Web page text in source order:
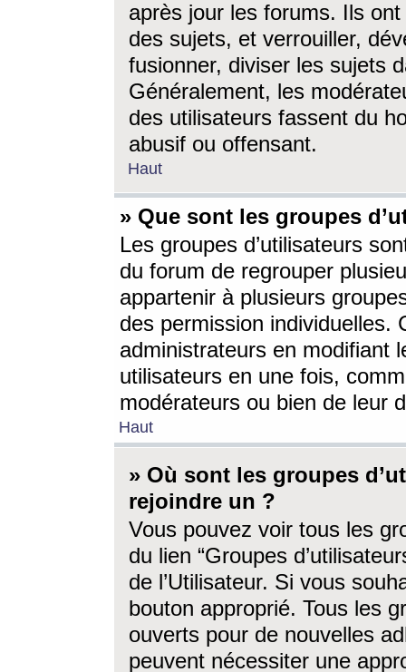
après jour les forums. Ils ont
des sujets, et verrouiller,
fusionner, diviser les sujets
Généralement, les
des utilisateurs fassent du
abusif ou offensant.
Haut
» Que sont les groupes
Les groupes d’utilisateurs
du forum de regrouper
appartenir à plusieurs
des permission individuelles.
administrateurs en modifiant
utilisateurs en une fois,
modérateurs ou bien de leur
Haut
» Où sont les groupes
rejoindre un ?
Vous pouvez voir tous les
du lien “Groupes
de l’Utilisateur. Si vous
bouton approprié. Tous les
ouverts pour de nouvelles
peuvent nécessiter une